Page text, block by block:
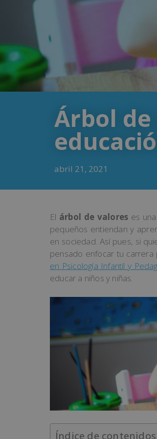
Árbol
abril 21, 2021
El árbol de valores es
pequeños entiendan y
en sociedad. Así pues, si
pensado enfocar tu carrera
en Psicología Infantil y
educar a niños y niñas.
Índice de contenidos